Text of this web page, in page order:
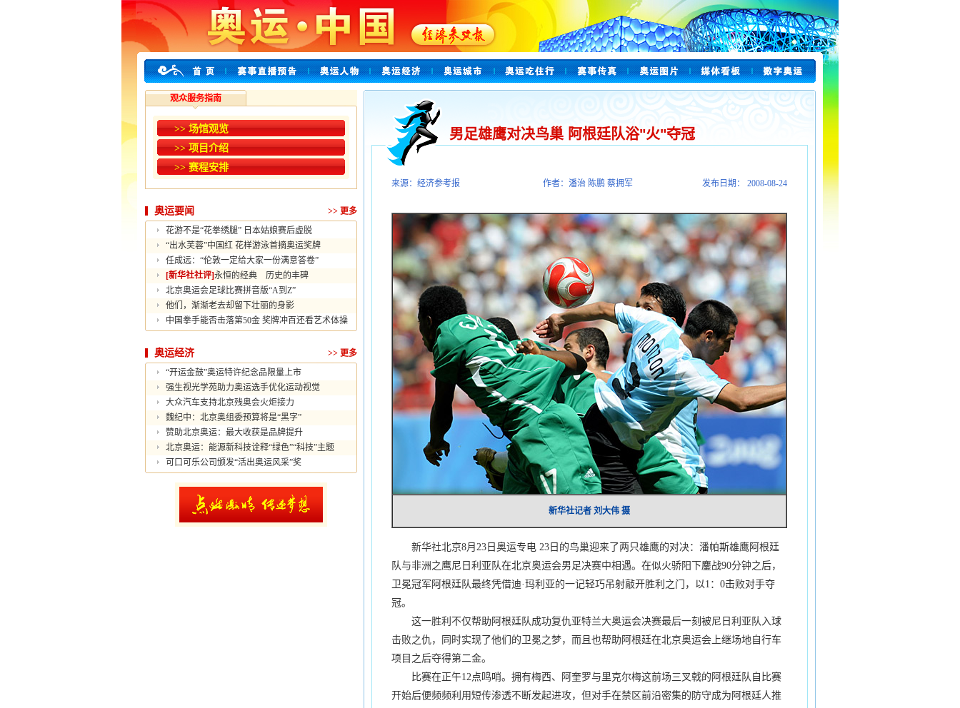
观众服务指南
>> 场馆观览
>> 项目介绍
>> 赛程安排
奥运要闻 >> 更多
花游不是“花拳绣腿” 日本姑娘赛后虚脱
“出水芙蓉”中国红 花样游泳首摘奥运奖牌
任成远：“伦敦一定给大家一份满意答卷”
[新华社社评]永恒的经典 历史的丰碑
北京奥运会足球比赛拼音版“A到Z”
他们，渐渐老去却留下壮丽的身影
中国拳手能否击落第50金 奖牌冲百还看艺术体操
奥运经济 >> 更多
“开运金鼓”奥运特许纪念品限量上市
强生视光学苑助力奥运选手优化运动视觉
大众汽车支持北京残奥会火炬接力
魏纪中：北京奥组委预算将是“黑字”
赞助北京奥运：最大收获是品牌提升
北京奥运：能源新科技诠释“绿色”“科技”主题
可口可乐公司颁发“活出奥运风采”奖
男足雄鹰对决鸟巢 阿根廷队浴"火"夺冠
来源：经济参考报 作者：潘治 陈鹏 蔡拥军 发布日期： 2008-08-24
新华社记者 刘大伟 摄
新华社北京8月23日奥运专电 23日的鸟巢迎来了两只雄鹰的对决：潘帕斯雄鹰阿根廷
队与非洲之鹰尼日利亚队在北京奥运会男足决赛中相遇。在似火骄阳下鏖战90分钟之后，
卫冕冠军阿根廷队最终凭借迪·玛利亚的一记轻巧吊射敲开胜利之门，以1：0击败对手夺
冠。
这一胜利不仅帮助阿根廷队成功复仇亚特兰大奥运会决赛最后一刻被尼日利亚队入球
击败之仇，同时实现了他们的卫冕之梦，而且也帮助阿根廷在北京奥运会上继场地自行车
项目之后夺得第二金。
比赛在正午12点鸣哨。拥有梅西、阿奎罗与里克尔梅这前场三叉戟的阿根廷队自比赛
开始后便频频利用短传渗透不断发起进攻，但对手在禁区前沿密集的防守成为阿根廷人推